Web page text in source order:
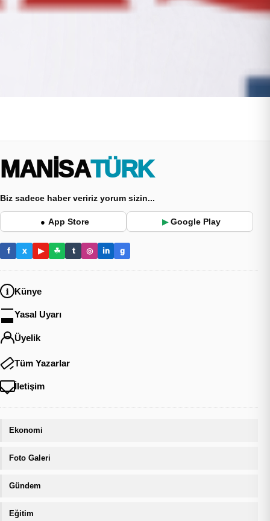
MANİSA TÜRK
Biz sadece haber veririz yorum sizin...
● App Store ▶ Google Play
f x ▶ ☘ t ◎ in g
Künye
Yasal Uyarı
Üyelik
Tüm Yazarlar
İletişim
Ekonomi
Foto Galeri
Gündem
Eğitim